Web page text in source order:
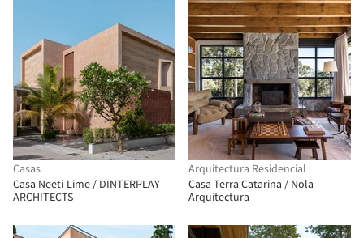
Casas
Casa Neeti-Lime / DINTERPLAY
ARCHITECTS
Arquitectura Residencial
Casa Terra Catarina / Nola
Arquitectura